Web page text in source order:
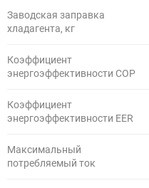
Заводская заправка
хладагента, кг
Коэффициент
энергоэффективности COP
Коэффициент
энергоэффективности EER
Максимальный
потребляемый ток